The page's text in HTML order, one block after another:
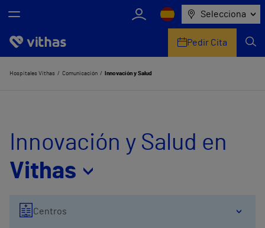
Selecciona
Nosotros
Comunicación
Pedir Cita
Hospitales Vithas Comunicación Innovación y Salud
Innovación y Salud en
Vithas
Centros